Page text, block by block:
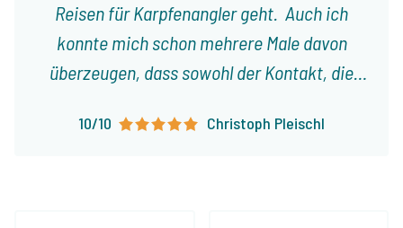
Reisen für Karpfenangler geht. Auch ich
konnte mich schon mehrere Male davon
überzeugen, dass sowohl der Kontakt, die
an einen See aus dem Programm durch
10/10 Christoph Pleischl